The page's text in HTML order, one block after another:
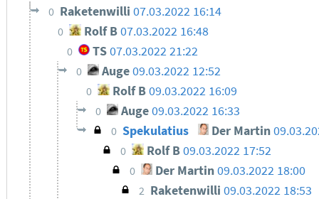
0 Raketenwilli 07.03.2022 16:14
0 Rolf B 07.03.2022 16:48
0 TS07.03.2022 21:22
0 Auge09.03.2022 12:52
0 Rolf B09.03.2022 16:09
0 Auge 09.03.2022 16:33
0 Spekulatius Der Martin
0 Rolf B 09.03.2022 17:52
0 Der Martin09.03.2022 18:00
2 Raketenwilli09.03.2022 18:53